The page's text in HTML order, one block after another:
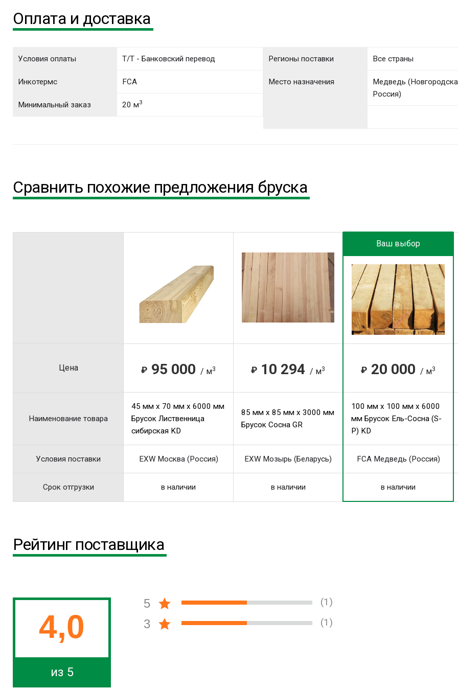
Оплата и доставка
Условия оплаты T/T - Банковский перевод
Инкотермс FCA
Минимальный заказ 20 м3
Регионы поставки Все страны
Место назначения
Медведь
Россия)
Сравнить похожие предложения бруска
Ваш выбор
Цена ₽ 95 000 / м3 ₽ 10 294 / м3 ₽ 20 000 / м3
Наименование товара
45 мм x 70 мм x 6000 мм
Брусок Лиственница
сибирская KD
85 мм x 85 мм x 3000 мм
Брусок Сосна GR
100 мм x 100 мм x 6000
мм Брусок Ель-Сосна (S-
P) KD
Условия поставки EXW Москва (Россия) EXW Мозырь (Беларусь) FCA Медведь (Россия)
Срок отгрузки в наличии в наличии в наличии
Рейтинг поставщика
4,0
из 5
5 (1)
3 (1)